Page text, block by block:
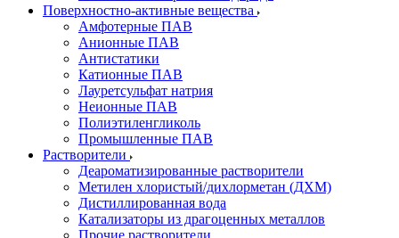
Поверхностно-активные вещества
Амфотерные ПАВ
Анионные ПАВ
Антистатики
Катионные ПАВ
Лауретсульфат натрия
Неионные ПАВ
Полиэтиленгликоль
Промышленные ПАВ
Растворители
Деароматизированные растворители
Метилен хлористый/дихлорметан (ДХМ)
Дистиллированная вода
Катализаторы из драгоценных металлов
Прочие растворители